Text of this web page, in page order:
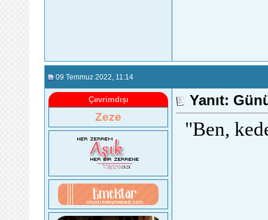
09 Temmuz 2022 , 11:14
Çevrimdışı
Zeze
Yanıt:
"Ben,